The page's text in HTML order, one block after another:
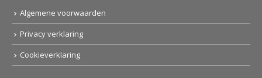
Algemene voorwaarden
Privacy verklaring
Cookieverklaring